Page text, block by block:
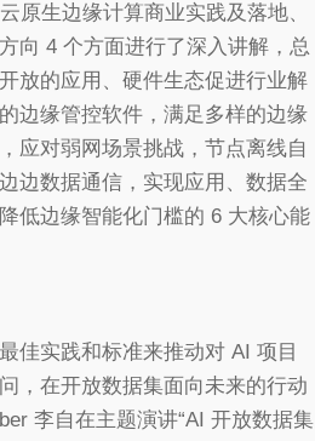
原生边缘计算商业实践及落地、
向 4 个方面进行了深入讲解，总
放的应用、硬件生态促进行业解
边缘管控软件，满足多样的边缘
应对弱网场景挑战，节点离线自
边数据通信，实现应用、数据全
低边缘智能化门槛的 6 大核心能
佳实践和标准来推动对 AI 项目
，在开放数据集面向未来的行动
李自在主题演讲“AI 开放数据集